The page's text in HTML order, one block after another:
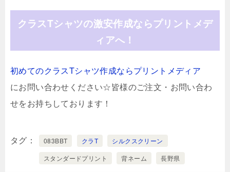
クラスTシャツの激安作成ならプリントメデ
ィアへ！
初めてのクラスTシャツ作成ならプリントメディア
にお問い合わせください☆皆様のご注文・お問い合わ
せをお持ちしております！
タグ 083BBT クラT
シルクスクリーン
スタンダードプリント
背ネーム 長野県